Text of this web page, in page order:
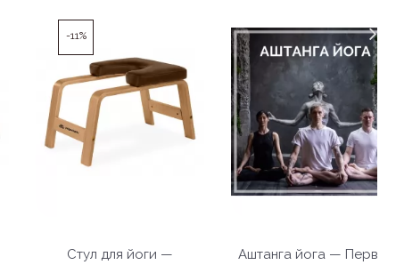
-11%
Стул для йоги —
Аштанга йога — Первая